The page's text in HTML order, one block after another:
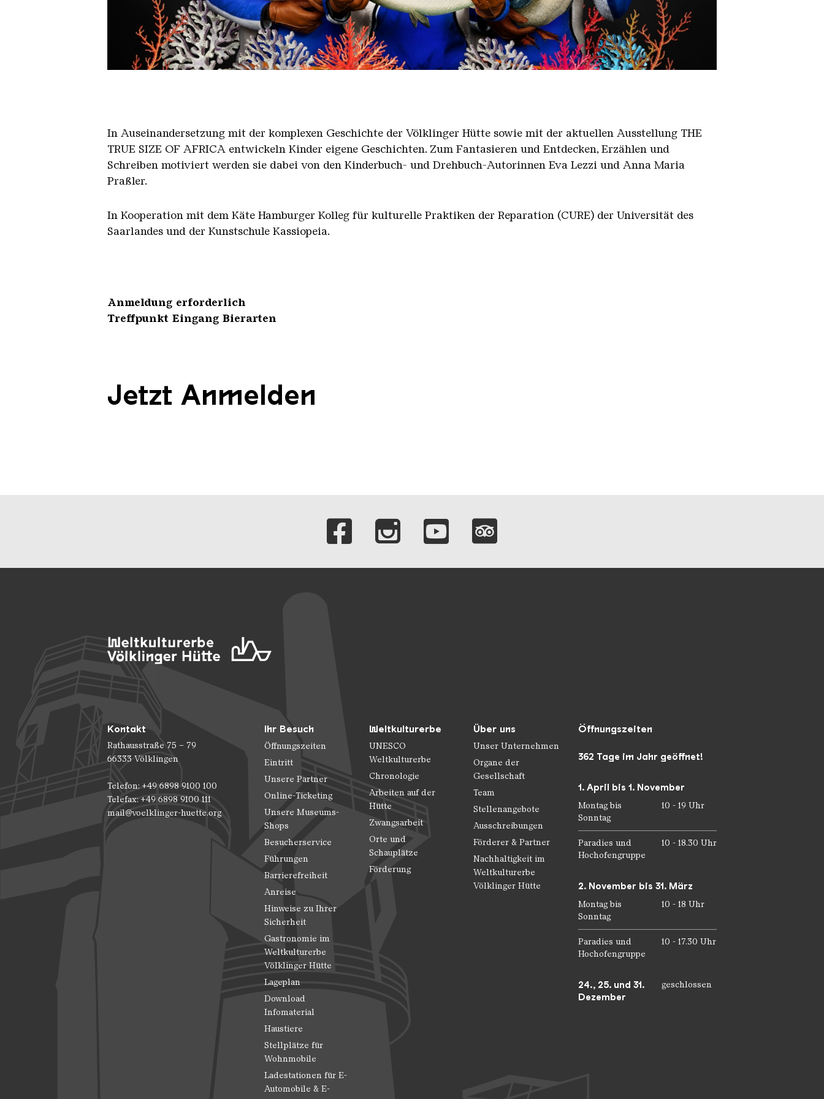
Omar Diop 3f ob 2
In Auseinandersetzung mit der komplexen Geschichte der Völklinger Hütte sowie mit der aktuellen Ausstellung THE
TRUE SIZE OF AFRICA entwickeln Kinder eigene Geschichten. Zum Fantasieren und Entdecken, Erzählen und
Schreiben motiviert werden sie dabei von den Kinderbuch- und Drehbuch-Autorinnen Eva Lezzi und Anna Maria
Praßler.
In Kooperation mit dem Käte Hamburger Kolleg für kulturelle Praktiken der Reparation (CURE) der Universität des
Saarlandes und der Kunstschule Kassiopeia.
Anmeldung erforderlich
Treffpunkt Eingang Bierarten
Jetzt Anmelden
Verlinkungen zu unseren
Kontakt
Rathausstraße 75 – 79
66333 Völklingen
Telefon: +49 6898 9100 100
Telefax: +49 6898 9100 111
mail@voelklinger-huette.org
Ihr Besuch
Öffnungszeiten
Eintritt
Unsere Partner
Online-Ticketing
Unsere Museums-
Shops
Besucherservice
Führungen
Barrierefreiheit
Anreise
Hinweise zu Ihrer
Sicherheit
Gastronomie im
Weltkulturerbe
Völklinger Hütte
Lageplan
Download
Infomaterial
Haustiere
Stellplätze für
Wohnmobile
Ladestationen für E-
Automobile & E-
Weltkulturerbe
UNESCO
Weltkulturerbe
Chronologie
Arbeiten auf der
Hütte
Zwangsarbeit
Orte und
Schauplätze
Förderung
Über uns
Unser Unternehmen
Organe der
Gesellschaft
Team
Stellenangebote
Ausschreibungen
Förderer & Partner
Nachhaltigkeit im
Weltkulturerbe
Völklinger Hütte
Öffnungszeiten
362 Tage im Jahr geöffnet!
1. April bis 1. November
Montag bis
Sonntag
10 - 19 Uhr
Paradies und
Hochofengruppe
10 - 18.30 Uhr
2. November bis 31. März
Montag bis
Sonntag
10 - 18 Uhr
Paradies und
Hochofengruppe
10 - 17.30 Uhr
24., 25. und 31.
Dezember
geschlossen